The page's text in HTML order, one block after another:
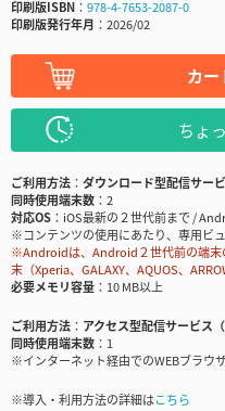
印刷版ISBN
978-4-7653-2087-0
印刷版発行年月
2026/02
カー
ちょ
ご利用方法
ダウンロード型配信サー
同時使用端末数
2
対応OS
iOS最新の２世代前まで /
※コンテンツの使用にあたり、専用ビ
※Androidは、Android２世代前の端末
末（Xperia、GALAXY、AQUOS、
必要メモリ容量
10 MB以上
ご利用方法
アクセス型配信サービス（
同時使用端末数
1
※インターネット経由でのWEBブラウ
※導入・利用方法の詳細はこちら